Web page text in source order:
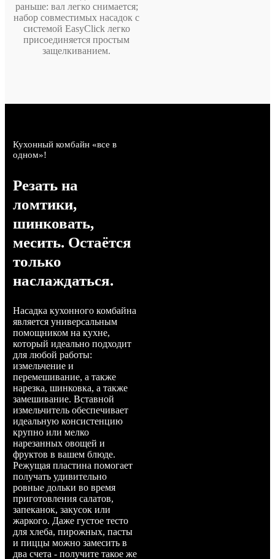
раньше: вал легко снимается;
набор совместимых насадок с
системой EasyClick легко
присоединяется простым
защелкиванием.
Кухонный комбайн «все в
одном»!
Резать на
ломтики,
шинковать,
месить. Остаётся
только
наслаждаться.
Насадка кухонного комбайна
является универсальным
помощником на кухне,
который идеально подходит
для любой работы:
измельчение и
перемешивание, а также
нарезка, шинковка, а также
замешивание. Вставной
измельчитель обеспечивает
идеальную консистенцию
крупно или мелко
нарезанных овощей и
фруктов в вашем блюде.
Режущая пластина помогает
получать удивительно
ровные дольки во время
приготовления салатов,
запеканок, закусок или
жаркого. Даже густое тесто
для хлеба, пирожных, пасты
и пиццы можно замесить в
два счета - получите такое же